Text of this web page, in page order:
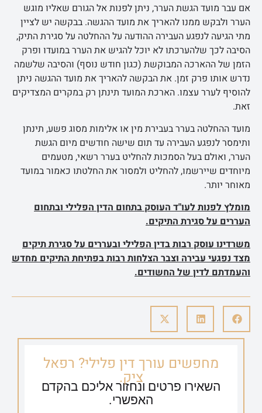
אם עבר מועד הגשת הערר, ניתן לפנות אל הגורם שאליו מוגש
הערר ולבקש ממנו להאריך את מועד ההגשה. בבקשה יש לציין
מתי הגיעה לנפגע העבירה ההודעה על ההחלטה על סגירת התיק,
הסיבה לכך שלהערכתו לא יוכל להגיש את הערר במועדו ופרק
הזמן של ההארכה המבוקשת (כגון חודש נוסף) והסיבה שלשמה
נדרש אותו פרק זמן. את הבקשה להאריך את מועד ההגשה ניתן
להוסיף לערר עצמו. הארכת המועד תינתן רק במקרים המצדיקים
זאת.
מועד ההחלטה בערר בעבירת מין או אלימות מסוג פשע, תינתן
ותימסר לנפגע העבירה עד תום שישה חודשים מיום הגשת
הערר, ואולם בעל הסמכות להחליט בערר רשאי, מטעמים
מיוחדים שיירשמו, להחליט ולמסור את החלטתו כאמור במועד
מאוחר יותר.
מומלץ לפנות לעו"ד העוסק בתחום הדין הפלילי ובתחום
העררים על סגירת התיקים.
משרדינו עוסק רבות בדין הפלילי ובעררים על סגירת תיקים
מצד נפגעי עבירה וצבר הצלחות רבות בפתיחת התיקים מחדש
והעמדתם לדין של החשודים.
מחפשים עורך דין פלילי? רפאל
ציק.
השאירו פרטים ונחזור אליכם בהקדם
האפשרי.